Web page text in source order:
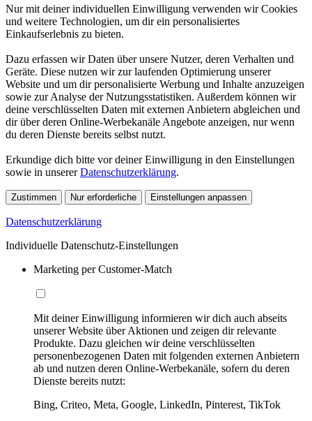
Nur mit deiner individuellen Einwilligung verwenden wir Cookies
und weitere Technologien, um dir ein personalisiertes
Einkaufserlebnis zu bieten.
Dazu erfassen wir Daten über unsere Nutzer, deren Verhalten und
Geräte. Diese nutzen wir zur laufenden Optimierung unserer
Website und um dir personalisierte Werbung und Inhalte anzuzeigen
sowie zur Analyse der Nutzungsstatistiken. Außerdem können wir
deine verschlüsselten Daten mit externen Anbietern abgleichen und
dir über deren Online-Werbekanäle Angebote anzeigen, nur wenn
du deren Dienste bereits selbst nutzt.
Erkundige dich bitte vor deiner Einwilligung in den Einstellungen
sowie in unsererDatenschutzerklärung.
Zustimmen Nur erforderliche Einstellungen anpassen
Datenschutzerklärung
Individuelle Datenschutz-Einstellungen
Marketing per Customer-Match
Mit deiner Einwilligung informieren wir dich auch abseits
unserer Website über Aktionen und zeigen dir relevante
Produkte. Dazu gleichen wir deine verschlüsselten
personenbezogenen Daten mit folgenden externen Anbietern
ab und nutzen deren Online-Werbekanäle, sofern du deren
Dienste bereits nutzt:
Bing, Criteo, Meta, Google, LinkedIn, Pinterest, TikTok